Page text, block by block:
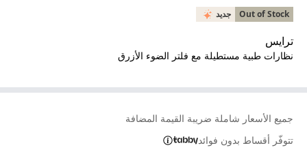
Out of Stock جديد
ترايس
نظارات طبية مستطيلة مع فلتر الضوء الأزرق
جميع الأسعار شاملة ضريبة القيمة المضافة
تتوفّر أقساط بدون فوائد